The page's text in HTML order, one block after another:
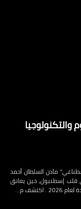
والتكنولوجيا
مآذن السلطان أحمد
قلب إسطنبول، حين يعانق
م…